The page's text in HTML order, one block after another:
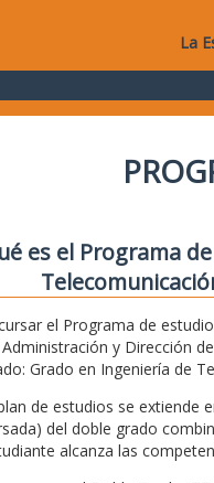
La
es el Programa
el Programa de
y Dirección
Grado en Ingeniería de
de estudios se extiende
del doble grado
alcanza las